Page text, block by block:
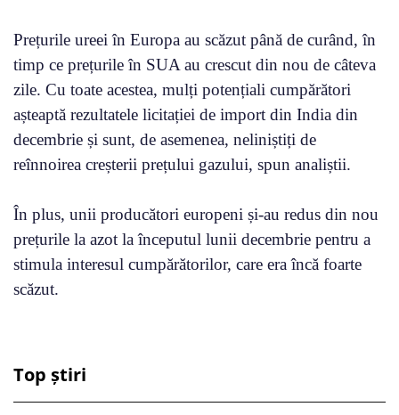
Prețurile ureei în Europa au scăzut până de curând, în
timp ce prețurile în SUA au crescut din nou de câteva
zile. Cu toate acestea, mulți potențiali cumpărători
așteaptă rezultatele licitației de import din India din
decembrie și sunt, de asemenea, neliniștiți de
reînnoirea creșterii prețului gazului, spun analiștii.
În plus, unii producători europeni și-au redus din nou
prețurile la azot la începutul lunii decembrie pentru a
stimula interesul cumpărătorilor, care era încă foarte
scăzut.
Top știri